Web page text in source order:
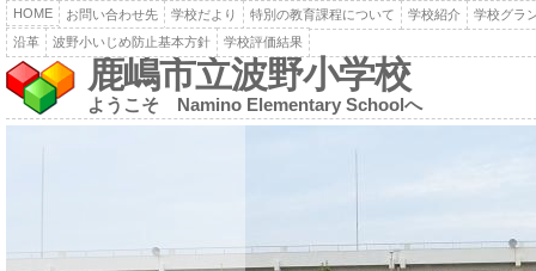
HOME お問い合わせ先 学校だより 特別の教育課程について 学校紹介
学校グラ
沿革
波野小いじめ防止基本方針 学校評価結果
鹿嶋市立波野小学校
ようこそ Namino Elementary Schoolへ